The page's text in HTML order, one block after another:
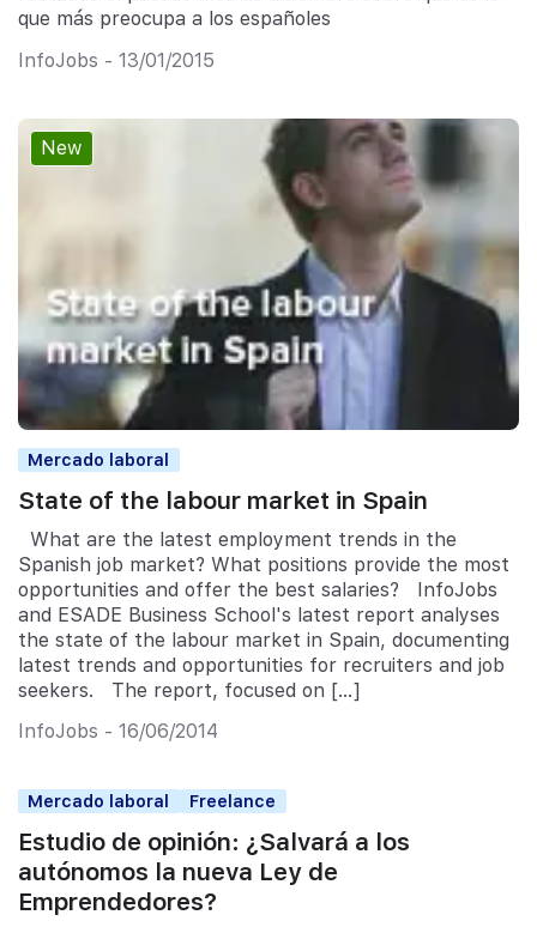
que más preocupa a los españoles
InfoJobs - 13/01/2015
New
Mercado laboral
State of the labour market in Spain
What are the latest employment trends in the
Spanish job market? What positions provide the most
opportunities and offer the best salaries? InfoJobs
and ESADE Business School's latest report analyses
the state of the labour market in Spain, documenting
latest trends and opportunities for recruiters and job
seekers. The report, focused on […]
InfoJobs - 16/06/2014
Mercado laboral Freelance
Estudio de opinión: ¿Salvará a los
autónomos la nueva Ley de
Emprendedores?